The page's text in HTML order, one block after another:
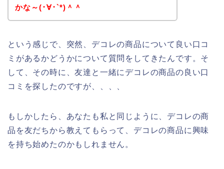
かな～(･∀･`*)＾＾
という感じで、突然、デコレの商品について良い口コ
ミがあるかどうかについて質問をしてきたんです。そ
して、その時に、友達と一緒にデコレの商品の良い口
コミを探したのですが、、、、
もしかしたら、あなたも私と同じように、デコレの商
品を友だちから教えてもらって、デコレの商品に興味
を持ち始めたのかもしれません。